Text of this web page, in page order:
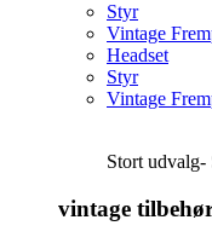
Styr
Vintage
Headset
Styr
Vintage
Stort udvalg-
vintage